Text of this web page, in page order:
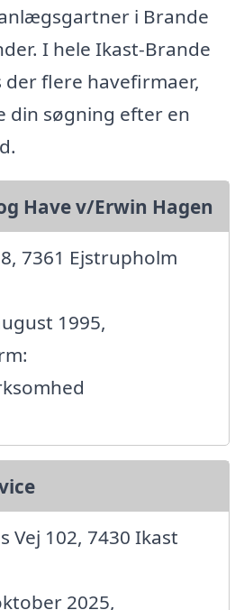
i Brande
I hele Ikast-Brande
flere havefirmaer,
din søgning efter en
Have v/Erwin Hagen
7361 Ejstrupholm
1995,
Vej 102, 7430 Ikast
2025,